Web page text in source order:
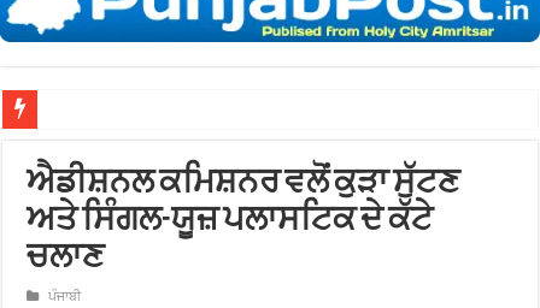
ਐਡੀਸ਼ਨਲ ਕਮਿਸ਼ਨਰ ਵਲੋਂ ਕੁੜਾ ਸੁੱਟਣ
ਅਤੇ ਸਿੰਗਲ-ਯੂਜ਼ ਪਲਾਸਟਿਕ ਦੇ ਕੱਟੇ
ਚਲਾਣ
ਪੰਜਾਬੀ